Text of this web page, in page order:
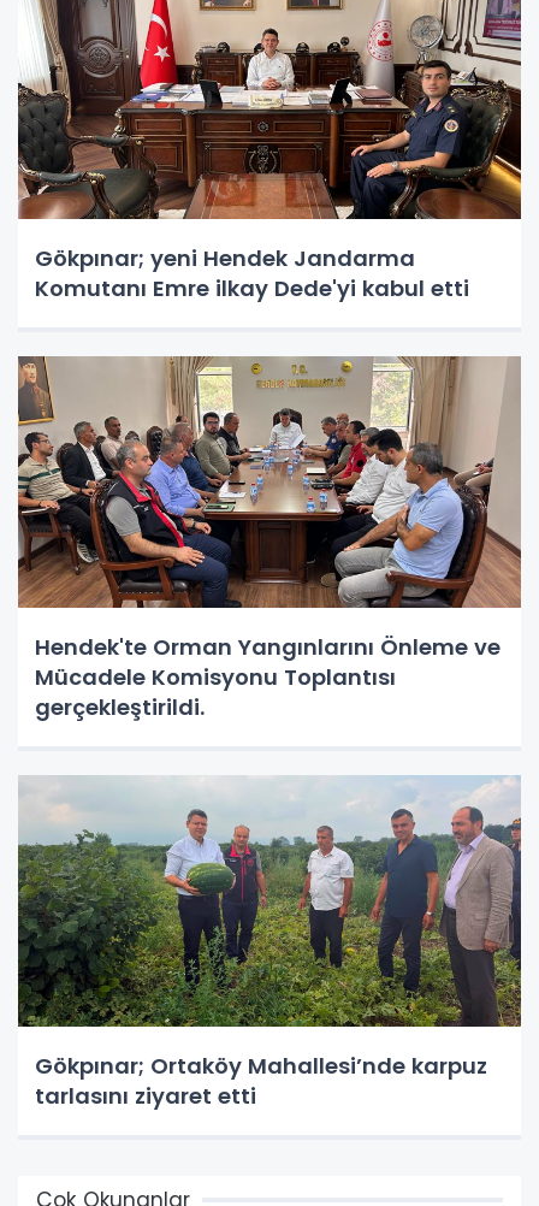
Gökpınar; yeni Hendek Jandarma
Komutanı Emre ilkay Dede'yi kabul etti
Hendek'te Orman Yangınlarını Önleme ve
Mücadele Komisyonu Toplantısı
gerçekleştirildi.
Gökpınar; Ortaköy Mahallesi’nde karpuz
tarlasını ziyaret etti
Çok Okunanlar